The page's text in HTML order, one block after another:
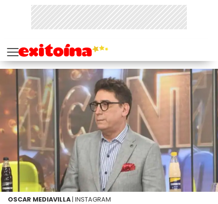
OSCAR MEDIAVILLA | INSTAGRAM